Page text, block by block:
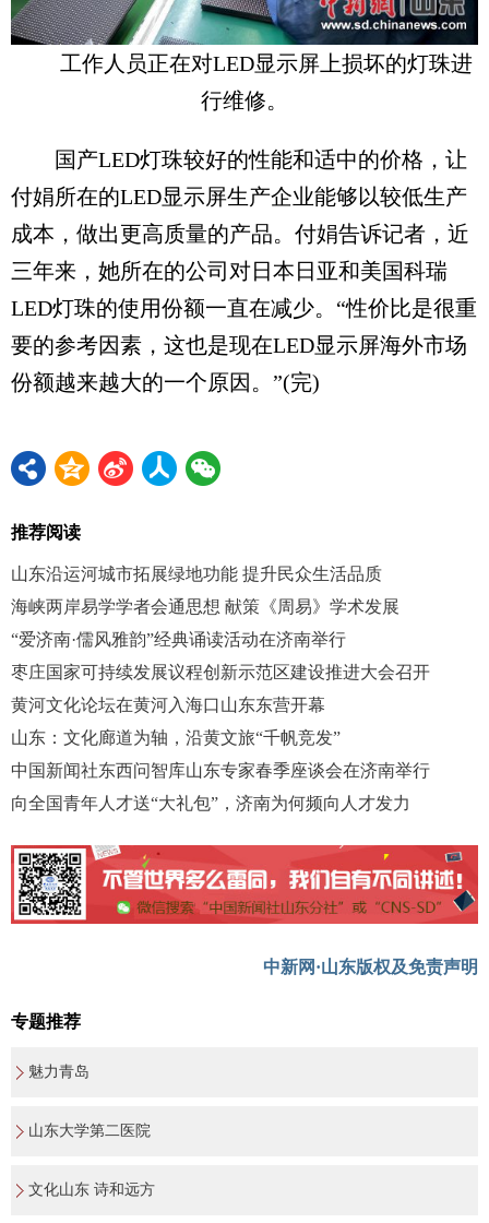
工作人员正在对LED显示屏上损坏的灯珠进
行维修。
国产LED灯珠较好的性能和适中的价格，让
付娟所在的LED显示屏生产企业能够以较低生产
成本，做出更高质量的产品。付娟告诉记者，近
三年来，她所在的公司对日本日亚和美国科瑞
LED灯珠的使用份额一直在减少。“性价比是很重
要的参考因素，这也是现在LED显示屏海外市场
份额越来越大的一个原因。”(完)
推荐阅读
山东沿运河城市拓展绿地功能 提升民众生活品质
海峡两岸易学学者会通思想 献策《周易》学术发展
“爱济南·儒风雅韵”经典诵读活动在济南举行
枣庄国家可持续发展议程创新示范区建设推进大会召开
黄河文化论坛在黄河入海口山东东营开幕
山东：文化廊道为轴，沿黄文旅“千帆竞发”
中国新闻社东西问智库山东专家春季座谈会在济南举行
向全国青年人才送“大礼包”，济南为何频向人才发力
中新网·山东版权及免责声明
专题推荐
魅力青岛
山东大学第二医院
文化山东 诗和远方